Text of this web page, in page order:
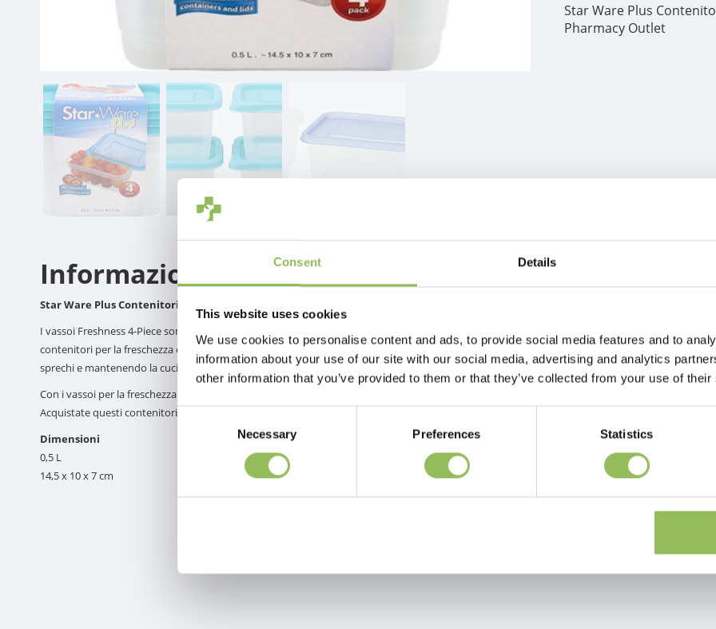
Consent Details
This website uses cookies
We use cookies to personalise content and ads, to provide social media features and to
information about your use of our site with our social media, advertising and analytics
other information that you’ve provided to them or that they’ve collected from your use of
Consent
Necessary Preferences Statistics
Star Ware Plus
Pharmacy Outlet
Informazioni sul prodotto
Star Ware Plus Contenitori di stoccaggio 4 pz.
I vassoi Freshness 4-Piece sono la soluzione perfetta per conservare e mantenere freschi gli alimenti. Questo set di quattro versatili
contenitori per la freschezza offre un modo pratico ed efficiente per mantenere gli alimenti freschi più a lungo, riducendo al minimo gli
sprechi e mantenendo la cucina organizzata.
Con i vassoi per la freschezza da 4 pezzi, organizzare la cucina e mantenere la freschezza degli alimenti diventa un gioco da ragazzi.
Acquistate questi contenitori per la freschezza di alta qualità e godetevi i vantaggi di una conservazione ordinata ed efficiente degli alimenti.
Dimensioni
0,5 L
14,5 x 10 x 7 cm